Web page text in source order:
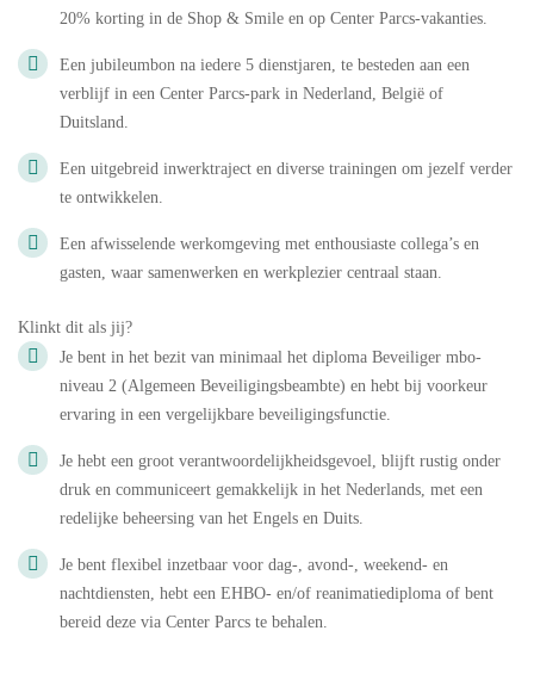
20% korting in de Shop & Smile en op Center Parcs-vakanties.
Een jubileumbon na iedere 5 dienstjaren, te besteden aan een
verblijf in een Center Parcs-park in Nederland, België of
Duitsland.
Een uitgebreid inwerktraject en diverse trainingen om jezelf verder
te ontwikkelen.
Een afwisselende werkomgeving met enthousiaste collega’s en
gasten, waar samenwerken en werkplezier centraal staan.
Klinkt dit als jij?
Je bent in het bezit van minimaal het diploma Beveiliger mbo-
niveau 2 (Algemeen Beveiligingsbeambte) en hebt bij voorkeur
ervaring in een vergelijkbare beveiligingsfunctie.
Je hebt een groot verantwoordelijkheidsgevoel, blijft rustig onder
druk en communiceert gemakkelijk in het Nederlands, met een
redelijke beheersing van het Engels en Duits.
Je bent flexibel inzetbaar voor dag-, avond-, weekend- en
nachtdiensten, hebt een EHBO- en/of reanimatiediploma of bent
bereid deze via Center Parcs te behalen.